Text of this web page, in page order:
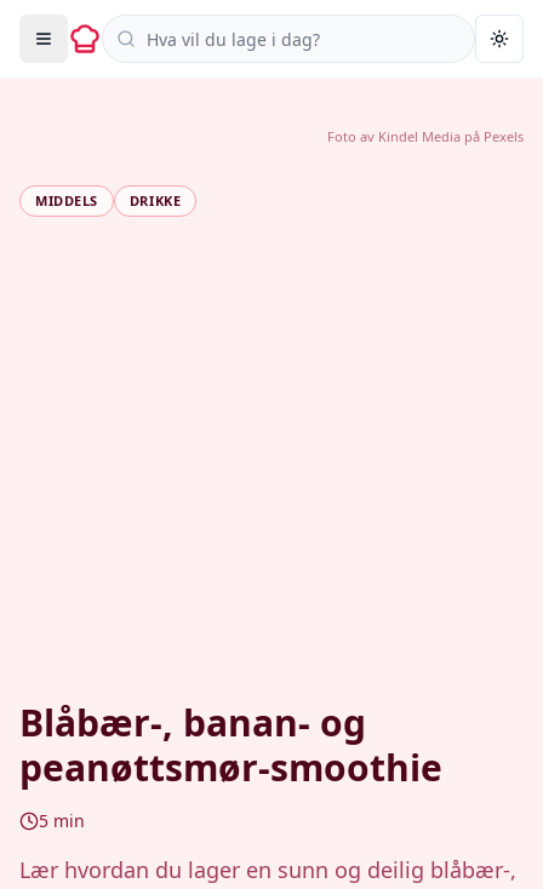
Søk i oppskrifter
MIDDELS DRIKKE
Blåbær-, banan- og
peanøttsmør-smoothie
5 min
Lær hvordan du lager en sunn og deilig blåbær-,
Foto av Kindel Media på Pexels